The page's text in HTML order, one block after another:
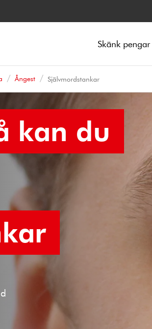
Skänk pengar
Ångest Självmordstankar
kan du